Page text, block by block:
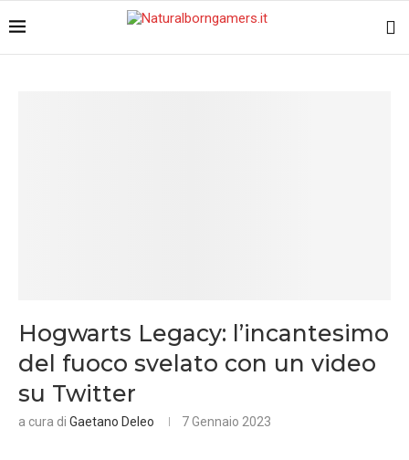
Hogwarts Legacy: l’incantesimo
del fuoco svelato con un video
su Twitter
a cura di Gaetano Deleo 7 Gennaio 2023